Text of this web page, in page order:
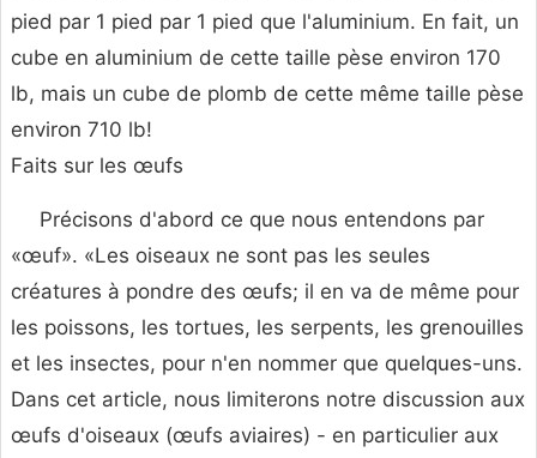
pied par 1 pied par 1 pied que l'aluminium. En fait, un
cube en aluminium de cette taille pèse environ 170
lb, mais un cube de plomb de cette même taille pèse
environ 710 lb!
Faits sur les œufs
Précisons d'abord ce que nous entendons par
«œuf». «Les oiseaux ne sont pas les seules
créatures à pondre des œufs; il en va de même pour
les poissons, les tortues, les serpents, les grenouilles
et les insectes, pour n'en nommer que quelques-uns.
Dans cet article, nous limiterons notre discussion aux
œufs d'oiseaux (œufs aviaires) - en particulier aux